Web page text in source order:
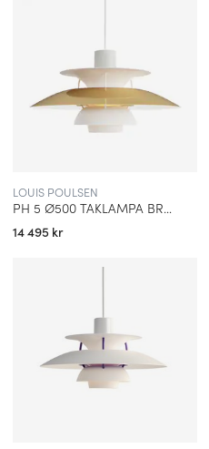
LOUIS POULSEN
PH 5 Ø500 TAKLAMPA BRASS
14 495 kr